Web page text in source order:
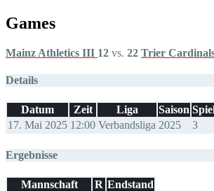
Games
Mainz Athletics III 12 vs. 22 Trier
Details
Datum Zeit Liga Saison
17. Mai 2025 12:00 Verbandsliga 2025 3
Ergebnisse
Mannschaft R Endstand